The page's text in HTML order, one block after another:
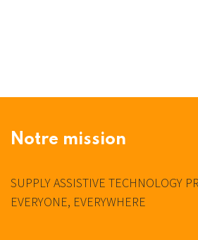
Notre mission
SUPPLY ASSISTIVE TECHNOLOGY
EVERYONE, EVERYWHERE